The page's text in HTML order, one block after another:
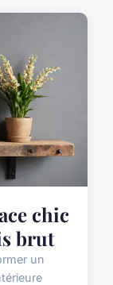
chic
brut
un